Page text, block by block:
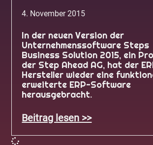
4. November 2015
In der neuen Version der
Unternehmenssoftware Steps
Business Solution 2015, ein
der Step Ahead AG, hat der
Hersteller wieder eine
erweiterte ERP-Software
herausgebracht.
Beitrag lesen >>